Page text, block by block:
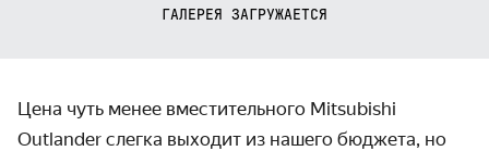
ГАЛЕРЕЯ ЗАГРУЖАЕТСЯ
Цена чуть менее вместительного Mitsubishi
Outlander слегка выходит из нашего бюджета, но